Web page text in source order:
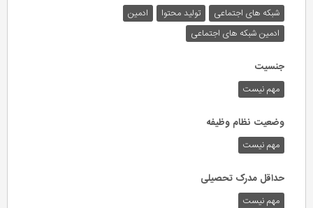
شبکه های اجتماعی تولید محتوا
ادمین
ادمین شبکه های اجتماعی
جنسیت
مهم نیست
وضعیت نظام وظیفه
مهم‌ نیست
حداقل مدرک تحصیلی
مهم نیست